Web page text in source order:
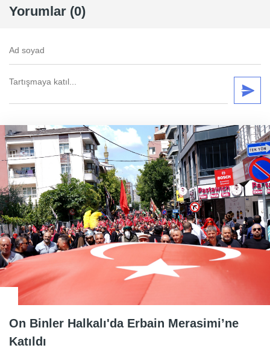
Yorumlar (0)
On Binler Halkalı'da Erbain Merasimi’ne
Katıldı